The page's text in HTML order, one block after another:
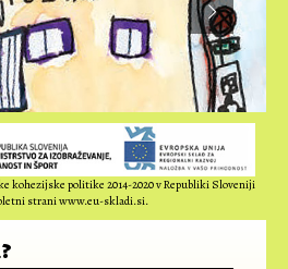
kohezijske politike 2014-2020 v Republiki Sloveniji
strani www.eu-skladi.si.